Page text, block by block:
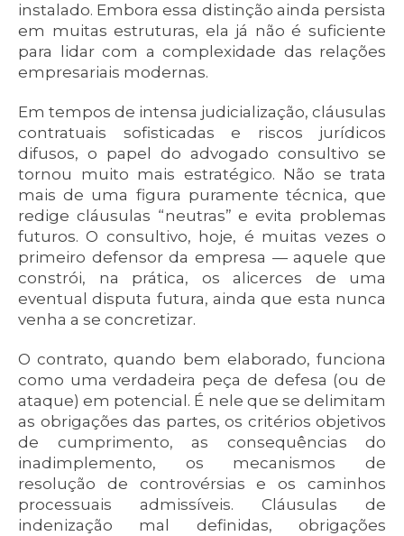
instalado. Embora essa distinção ainda persista
em muitas estruturas, ela já não é suficiente
para lidar com a complexidade das relações
empresariais modernas.
Em tempos de intensa judicialização, cláusulas
contratuais sofisticadas e riscos jurídicos
difusos, o papel do advogado consultivo se
tornou muito mais estratégico. Não se trata
mais de uma figura puramente técnica, que
redige cláusulas “neutras” e evita problemas
futuros. O consultivo, hoje, é muitas vezes o
primeiro defensor da empresa — aquele que
constrói, na prática, os alicerces de uma
eventual disputa futura, ainda que esta nunca
venha a se concretizar.
O contrato, quando bem elaborado, funciona
como uma verdadeira peça de defesa (ou de
ataque) em potencial. É nele que se delimitam
as obrigações das partes, os critérios objetivos
de cumprimento, as consequências do
inadimplemento, os mecanismos de
resolução de controvérsias e os caminhos
processuais admissíveis. Cláusulas de
indenização mal definidas, obrigações